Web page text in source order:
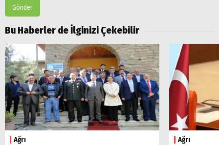
Gönder
Bu Haberler de İlginizi Çekebilir
Ağrı Ağrı